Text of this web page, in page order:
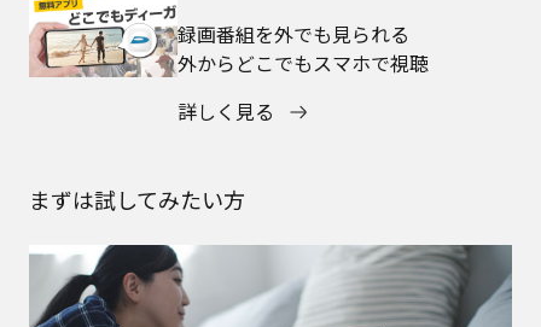
録画番組を外でも見られる
外からどこでもスマホで視聴
詳しく見る
まずは試してみたい方